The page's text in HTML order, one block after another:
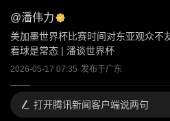
@潘伟力
美加墨世界杯比赛时间对东亚观众不
看球是常态 | 潘谈世界杯
2026-05-17 07:35 发布于广东
打开腾讯新闻客户端说两句